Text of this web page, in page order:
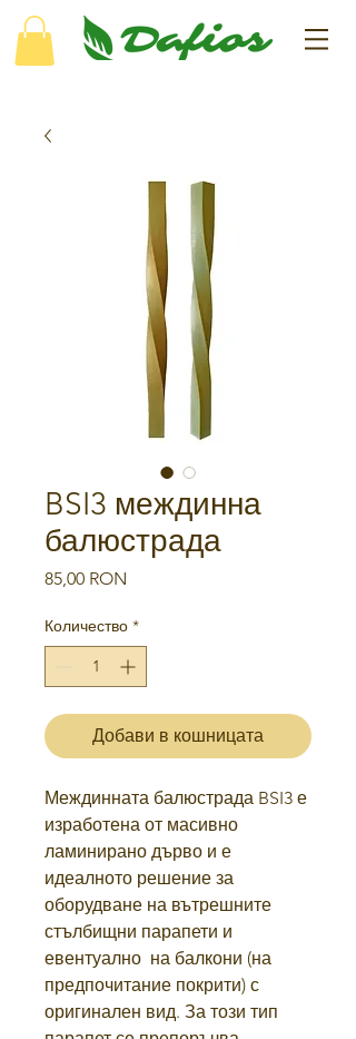
BSI3 междинна
балюстрада
85,00 RON
Количество *
Добави в кошницата
Междинната балюстрада BSI3 е
изработена от масивно
ламинирано дърво и е
идеалното решение за
оборудване на вътрешните
стълбищни парапети и
евентуално на балкони (на
предпочитание покрити) с
оригинален вид. За този тип